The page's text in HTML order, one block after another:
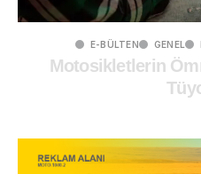
E-BÜLTEN GENEL
Motosikletlerin